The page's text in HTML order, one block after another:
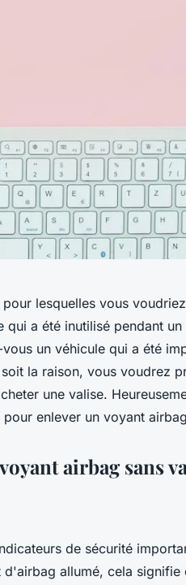
lesquelles vous
qui a été inutilisé pendant
un véhicule qui a été
la raison, vous voudrez
une valise.
enlever un voyant
airbag sans
de sécurité
allumé, cela